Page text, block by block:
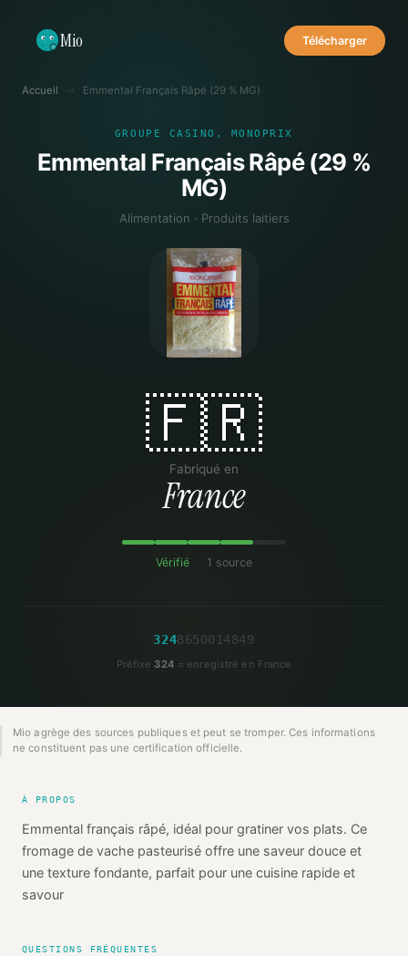
Mio Télécharger
Accueil → Emmental Français Râpé (29 % MG)
GROUPE CASINO, MONOPRIX
Emmental Français Râpé (29 %
MG)
Alimentation · Produits laitiers
🇫🇷
Fabriqué en
France
Vérifié 1 source
32486500 1 4849
Préfixe 324 = enregistré en France
Mio agrège des sources publiques et peut se tromper. Ces informations
ne constituent pas une certification officielle.
À PROPOS
Emmental français râpé, idéal pour gratiner vos plats. Ce
fromage de vache pasteurisé offre une saveur douce et
une texture fondante, parfait pour une cuisine rapide et
savour
QUESTIONS FRÉQUENTES